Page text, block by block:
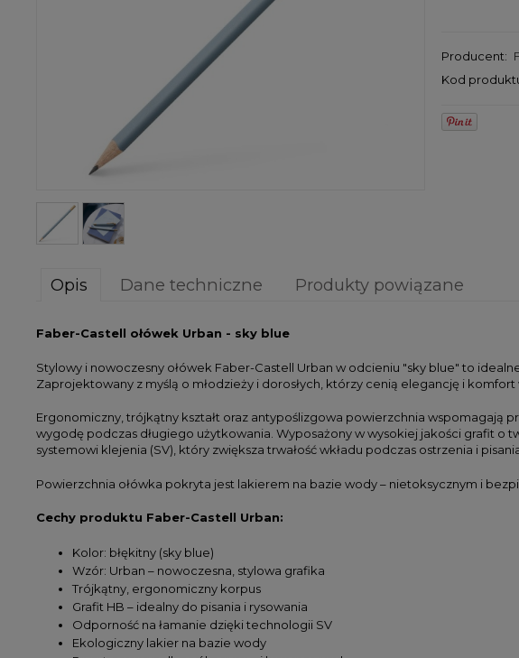
Producent:
Kod
Opis Dane techniczne Produkty powiązane
Faber-Castell ołówek Urban - sky blue
Stylowy i nowoczesny ołówek Faber-Castell Urban w odcieniu "sky blue" to
Zaprojektowany z myślą o młodzieży i dorosłych, którzy cenią elegancję i komfort
Ergonomiczny, trójkątny kształt oraz antypoślizgowa powierzchnia wspomagają
wygodę podczas długiego użytkowania. Wyposażony w wysokiej jakości grafit o
systemowi klejenia (SV), który zwiększa trwałość wkładu podczas ostrzenia i
Powierzchnia ołówka pokryta jest lakierem na bazie wody – nietoksycznym i
Cechy produktu Faber-Castell Urban:
Kolor: błękitny (sky blue)
Wzór: Urban – nowoczesna, stylowa grafika
Trójkątny, ergonomiczny korpus
Grafit HB – idealny do pisania i rysowania
Odporność na łamanie dzięki technologii SV
Ekologiczny lakier na bazie wody